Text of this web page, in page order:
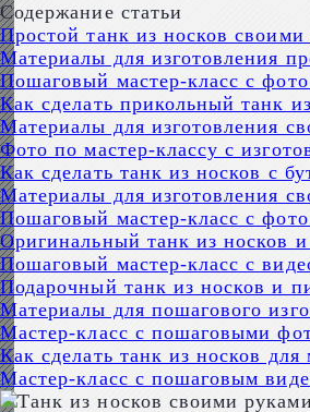
Содержание статьи
Простой танк из носков
Материалы для изготовления
Пошаговый мастер-класс с
Как сделать прикольный танк
Материалы для изготовления
Фото по мастер-классу с
Как сделать танк из носков с
Материалы для изготовления
Пошаговый мастер-класс с
Оригинальный танк из носков
Пошаговый мастер-класс с
Подарочный танк из носков и
Материалы для пошагового
Мастер-класс с пошаговыми
Как сделать танк из носков
Мастер-класс с пошаговым